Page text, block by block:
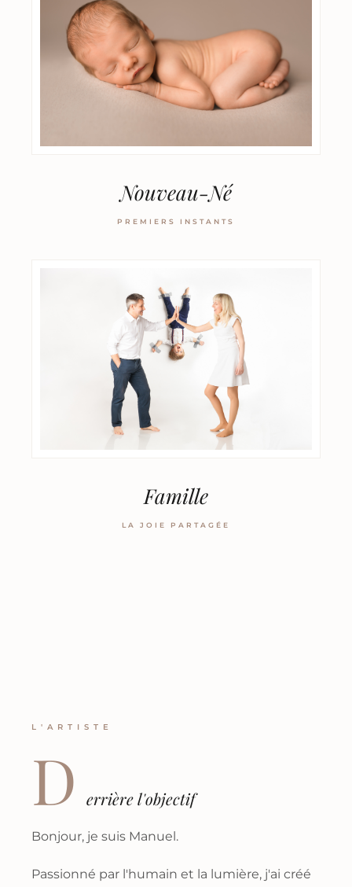
Nouveau-Né
PREMIERS INSTANTS
Famille
LA JOIE PARTAGÉE
L'ARTISTE
D errière l'objectif
Bonjour, je suis Manuel.
Passionné par l'humain et la lumière, j'ai créé